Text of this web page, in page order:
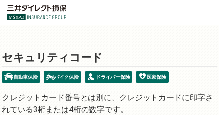
セキュリティコード
自動車保険 バイク保険 ドライバー保険 医療保険
クレジットカード番号とは別に、クレジットカードに印字さ
れている3桁または4桁の数字です。